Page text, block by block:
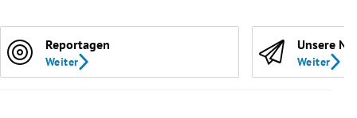
Reportagen
Weiter
Unsere
Weiter